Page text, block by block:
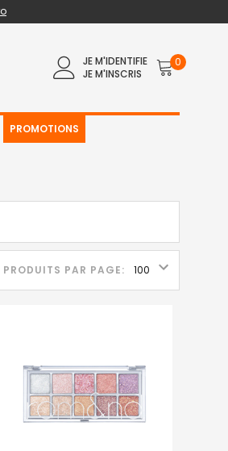
JE M'IDENTIFIE
JE M'INSCRIS
0
PROMOTIONS
PRODUITS PAR PAGE: